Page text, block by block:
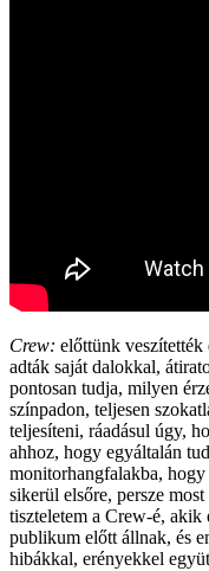
Crew: előttünk veszítették
adták saját dalokkal,
pontosan tudja, milyen
színpadon, teljesen
teljesíteni, ráadásul úgy,
ahhoz, hogy egyáltalán
monitorhangfalakba,
sikerül elsőre, persze
tiszteletem a Crew-é, akik
publikum előtt állnak, és
hibákkal, erényekkel